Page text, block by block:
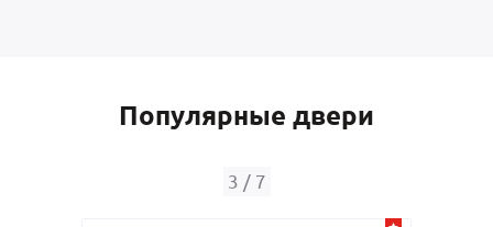
Популярные двери
3 / 7